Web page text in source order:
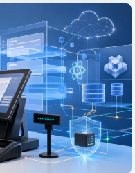
tin khách hàng
nhằm trực
yêu cầu hỗ